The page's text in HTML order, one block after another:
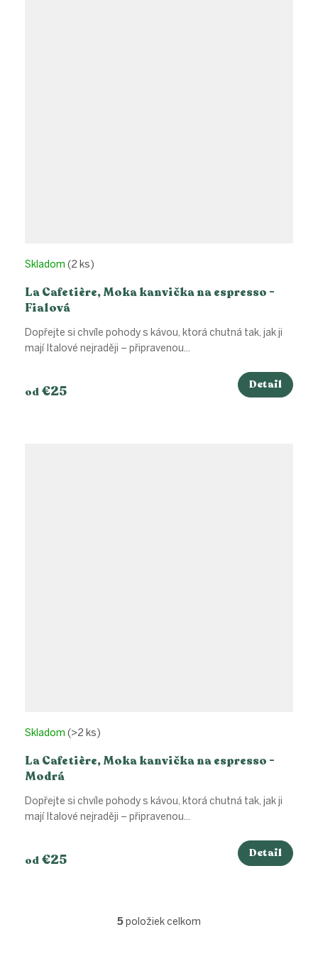
La Cafetière, Moka kanvička na espresso -
Fialová
Skladom (2 ks)
od €25 Detail
Dopřejte si chvíle pohody s kávou, ktorá chutná tak, jak ji
mají Italové nejraději – připravenou...
La Cafetière, Moka kanvička na espresso -
Modrá
Skladom (>2 ks)
od €25 Detail
Dopřejte si chvíle pohody s kávou, ktorá chutná tak, jak ji
mají Italové nejraději – připravenou...
O
5položiek celkom